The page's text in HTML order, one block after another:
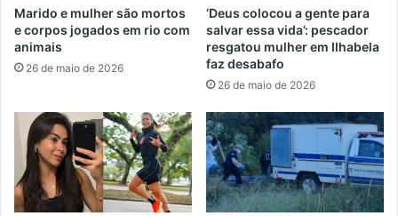
Marido e mulher são mortos
e corpos jogados em rio com
animais
26 de maio de 2026
‘Deus colocou a gente para
salvar essa vida’: pescador
resgatou mulher em Ilhabela
faz desabafo
26 de maio de 2026